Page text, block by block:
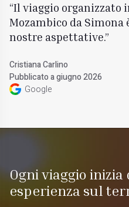
Il viaggio organizzato
Mozambico da Simona
nostre aspettative.
Cristiana Carlino
Pubblicato a giugno 2026
Google
Ogni viaggio
esperienza sul